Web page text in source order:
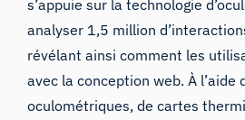
s’appuie sur la technologie
analyser 1,5 million
révélant ainsi comment les
avec la conception web. À l’aide
oculométriques, de cartes